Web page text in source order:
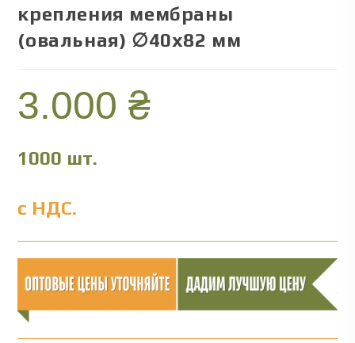
крепления мембраны
(овальная) ∅40х82 мм
3.000₴
1000 шт.
с НДС.